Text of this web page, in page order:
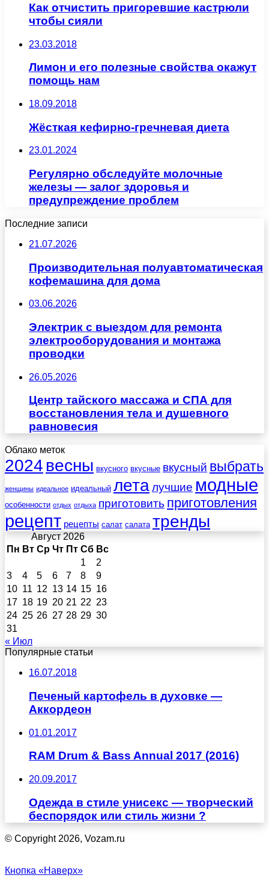
Как отчистить пригоревшие кастрюли
чтобы сияли
23.03.2018
Лимон и его полезные свойства окажут
помощь нам
18.09.2018
Жёсткая кефирно-гречневая диета
23.01.2024
Регулярно обследуйте молочные
железы — залог здоровья и
предупреждение проблем
Последние записи
21.07.2026
Производительная полуавтоматическая
кофемашина для дома
03.06.2026
Электрик с выездом для ремонта
электрооборудования и монтажа
проводки
26.05.2026
Центр тайского массажа и СПА для
восстановления тела и душевного
равновесия
Облако меток
2024 весны вкусного вкусные вкусный выбрать
женщины идеальное идеальный леталучшие модные
особенности отдых отдыха приготовить приготовления
рецепт рецепты салат салата тренды
Август 2026
Пн Вт Ср Чт Пт Сб Вс
1
2
3
4 5 6 7 8
9
10 11 12 13 14 15 16
17 18 19 20 21 22 23
24 25 26 27 28 29 30
31
« Июл
Популярные статьи
16.07.2018
Печеный картофель в духовке —
Аккордеон
01.01.2017
RAM Drum & Bass Annual 2017 (2016)
20.09.2017
Одежда в стиле унисекс — творческий
беспорядок или стиль жизни ?
© Copyright 2026, Vozam.ru
Кнопка «Наверх»